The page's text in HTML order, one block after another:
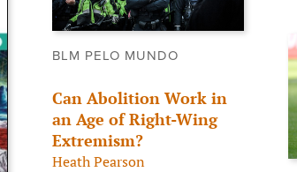
BLM PELO MUNDO
Can Abolition Work in
an Age of Right-Wing
Extremism?
Heath Pearson